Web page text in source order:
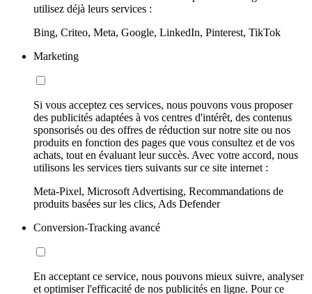
utilisez déjà leurs services :
Bing, Criteo, Meta, Google, LinkedIn, Pinterest, TikTok
Marketing
Si vous acceptez ces services, nous pouvons vous proposer
des publicités adaptées à vos centres d'intérêt, des contenus
sponsorisés ou des offres de réduction sur notre site ou nos
produits en fonction des pages que vous consultez et de vos
achats, tout en évaluant leur succès. Avec votre accord, nous
utilisons les services tiers suivants sur ce site internet :
Meta-Pixel, Microsoft Advertising, Recommandations de
produits basées sur les clics, Ads Defender
Conversion-Tracking avancé
En acceptant ce service, nous pouvons mieux suivre, analyser
et optimiser l'efficacité de nos publicités en ligne. Pour ce